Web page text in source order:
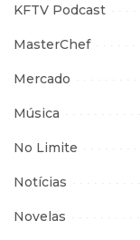
KFTV Podcast
MasterChef
Mercado
Música
No Limite
Notícias
Novelas